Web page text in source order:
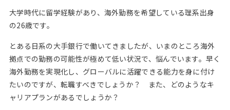
年齢と年収の相関図
MBA NETWORKING
大学時代に留学経験があり、海外勤務を希望している理系出身
の26歳です。
とある日系の大手銀行で働いてきましたが、いまのところ海外
拠点での勤務の可能性が極めて低い状況で、悩んでいます。早く
海外勤務を実現化し、グローバルに活躍できる能力を身に付け
たいのですが、転職すべきでしょうか？ また、どのようなキ
ャリアプランがあるでしょうか？